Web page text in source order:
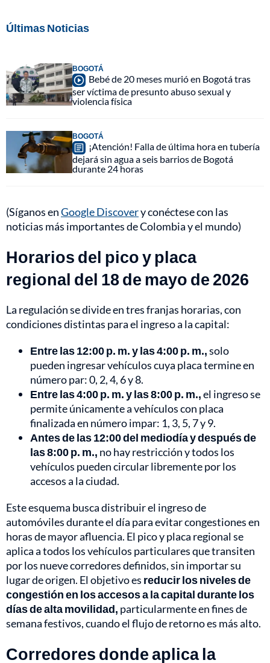
Últimas Noticias
BOGOTÁ
Bebé de 20 meses murió en Bogotá tras
ser víctima de presunto abuso sexual y
violencia física
BOGOTÁ
¡Atención! Falla de última hora en tubería
dejará sin agua a seis barrios de Bogotá
durante 24 horas
(Síganos enGoogle Discovery conéctese con las
noticias más importantes de Colombia y el mundo)
Horarios del pico y placa
regional del 18 de mayo de 2026
La regulación se divide en tres franjas horarias, con
condiciones distintas para el ingreso a la capital:
Entre las 12:00 p. m. y las 4:00 p. m.,solo
pueden ingresar vehículos cuya placa termine en
número par: 0, 2, 4, 6 y 8.
Entre las 4:00 p. m. y las 8:00 p. m.,el ingreso se
permite únicamente a vehículos con placa
finalizada en número impar: 1, 3, 5, 7 y 9.
Antes de las 12:00 del mediodía y después de
las 8:00 p. m., no hay restricción y todos los
vehículos pueden circular libremente por los
accesos a la ciudad.
Este esquema busca distribuir el ingreso de
automóviles durante el día para evitar congestiones en
horas de mayor afluencia. El pico y placa regional se
aplica a todos los vehículos particulares que transiten
por los nueve corredores definidos, sin importar su
lugar de origen. El objetivo es reducir los niveles de
congestión en los accesos a la capital durante los
días de alta movilidad, particularmente en fines de
semana festivos, cuando el flujo de retorno es más alto.
Corredores donde aplica la